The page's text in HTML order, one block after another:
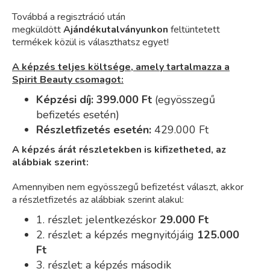
Továbbá a regisztráció után
megküldöttAjándékutalványunkon feltüntetett
termékek közül is választhatsz egyet!
A képzés teljes költsége, amely tartalmazza a
Spirit Beauty csomagot:
Képzési díj: 399.000 Ft (egyösszegű
befizetés esetén)
Részletfizetés esetén: 429.000 Ft
A képzés árát részletekben is kifizetheted, az
alábbiak szerint:
Amennyiben nem egyösszegű befizetést választ, akkor
a részletfizetés az alábbiak szerint alakul:
1. részlet: jelentkezéskor 29.000 Ft
2. részlet: a képzés megnyitójáig 125.000
Ft
3. részlet: a képzés második